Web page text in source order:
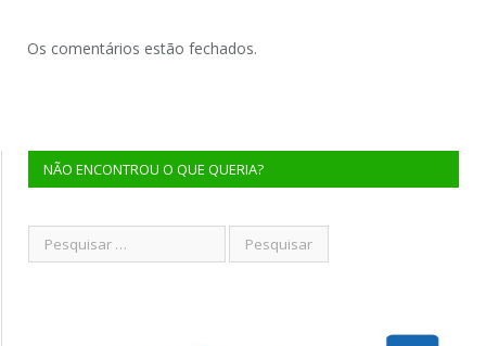
Os comentários estão fechados.
NÃO ENCONTROU O QUE QUERIA?